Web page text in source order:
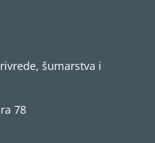
šumarstva i
78